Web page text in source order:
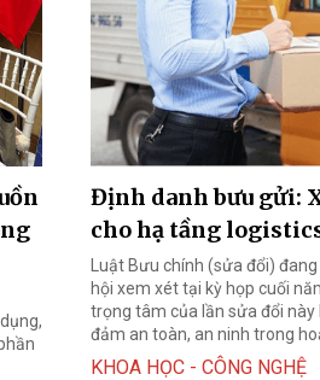
Định danh bưu gửi:
cho hạ tầng
Luật Bưu chính (sửa đổi)
hội xem xét tại kỳ họp cuối
trọng tâm của lần sửa đổi này
đảm an toàn, an ninh trong
KHOA HỌC - CÔNG NGHỆ